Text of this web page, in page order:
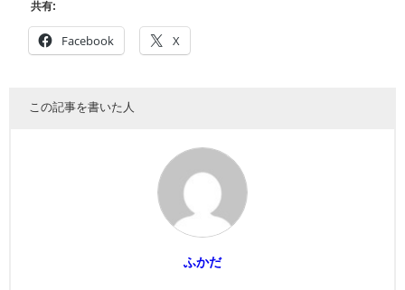
共有:
Facebook X
この記事を書いた人
ふかだ